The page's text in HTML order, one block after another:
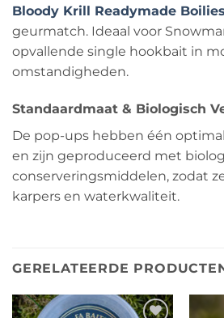
Bloody Krill Readymade Boilies
geurmatch. Ideaal voor
opvallende single hookbait in
omstandigheden.
Standaardmaat & Biologisch
De pop-ups hebben één
en zijn geproduceerd met
conserveringsmiddelen, zodat
karpers en waterkwaliteit.
GERELATEERDE